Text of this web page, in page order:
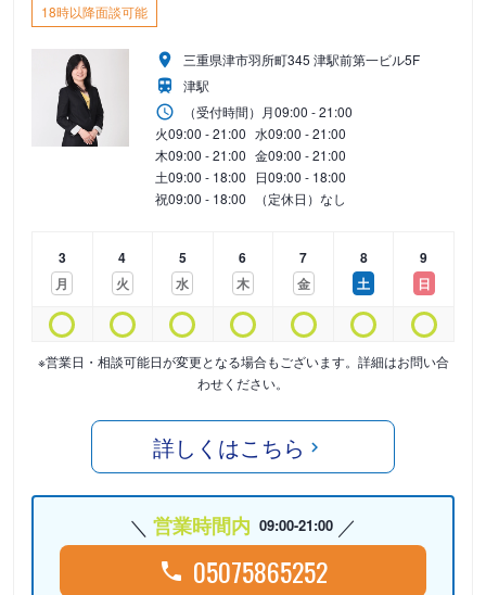
18時以降面談可能
三重県津市羽所町345 津駅前第一ビル5F
津駅
（受付時間） 月09:00 - 21:00
火09:00 - 21:00 水09:00 - 21:00
木09:00 - 21:00 金09:00 - 21:00
土09:00 - 18:00 日09:00 - 18:00
祝09:00 - 18:00 （定休日）なし
3
月
4
火
5
水
6
木
7
金
8
土
9
日
※営業日・相談可能日が変更となる場合もございます。詳細はお問い合
わせください。
詳しくはこちら
営業時間内 09:00-21:00
05075865252